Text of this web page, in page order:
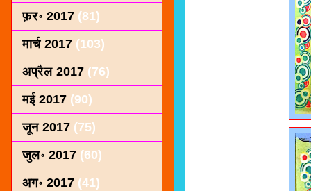
फ़र॰ 2017 (81)
मार्च 2017 (103)
अप्रैल 2017 (76)
मई 2017 (90)
जून 2017 (75)
जुल॰ 2017 (60)
अग॰ 2017 (41)